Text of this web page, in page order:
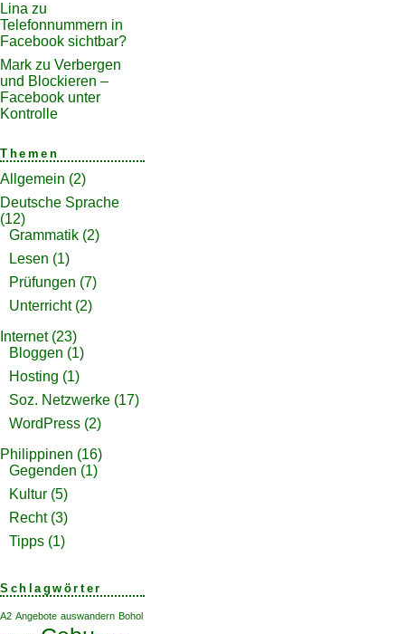
Lina zu
Telefonnummern in
Facebook sichtbar?
Mark zu Verbergen
und Blockieren –
Facebook unter
Kontrolle
Themen
Allgemein (2)
Deutsche Sprache
(12)
Grammatik (2)
Lesen (1)
Prüfungen (7)
Unterricht(2)
Internet(23)
Bloggen (1)
Hosting (1)
Soz. Netzwerke (17)
WordPress (2)
Philippinen (16)
Gegenden (1)
Kultur (5)
Recht(3)
Tipps (1)
Schlagwörter
A2 Angebote auswandern Bohol